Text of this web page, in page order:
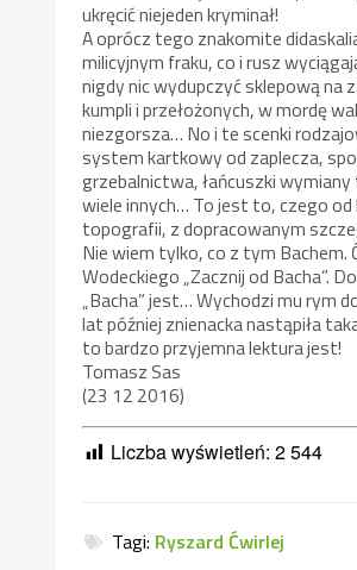
ukręcić niejeden kryminał!
A oprócz tego znakomite
milicyjnym fraku, co i rusz
nigdy nic wydupczyć sklepową na
kumpli i przełożonych, w mordę
niezgorsza… No i te scenki
system kartkowy od zaplecza,
grzebalnictwa, łańcuszki
wiele innych… To jest to, czego
topografii, z dopracowanym
Nie wiem tylko, co z tym Bachem.
Wodeckiego „Zacznij od Bacha”.
„Bacha” jest… Wychodzi mu rym
lat później znienacka nastąpiła
to bardzo przyjemna lektura jest!
Tomasz Sas
(23 12 2016)
Liczba wyświetleń: 2 544
Tagi: Ryszard Ćwirlej